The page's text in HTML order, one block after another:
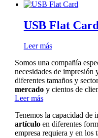
USB Flat Card
Leer más
Somos una compañía
necesidades de impresión
diferentes tamaños y
mercadoy cientos de
Leer más
Tenemos la capacidad de
artículoen diferentes
empresa requiera y en los